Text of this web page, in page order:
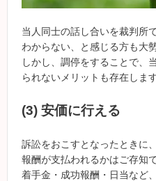
当人同士の話し合いを裁判所
わからない、と感じる方も大
しかし、調停をすることで、
られないメリットも存在します
(3) 安価に行える
訴訟をおこすとなったときに
報酬が支払われるかはご存知
着手金・成功報酬・日当など